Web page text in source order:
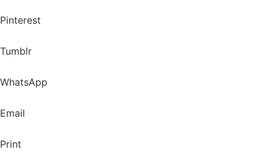
Pinterest
Tumblr
WhatsApp
Email
Print